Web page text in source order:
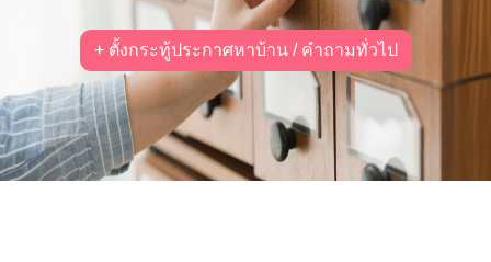
+ ตั้งกระทู้ประกาศหาบ้าน / คำถามทั่วไป